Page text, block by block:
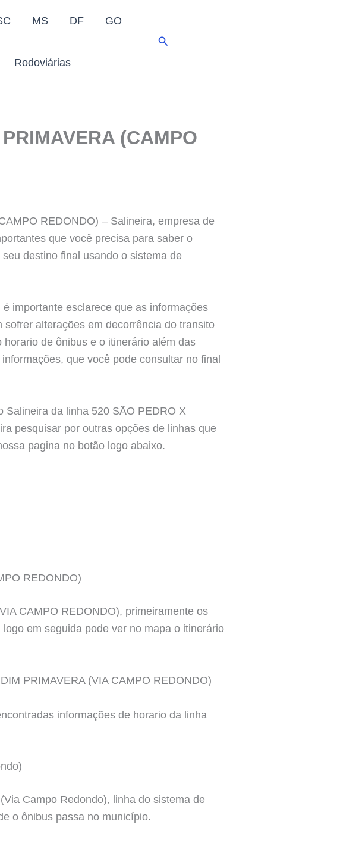
MS DF GO
Rodoviárias
Pesquisar
(CAMPO
REDONDO) – Salineira, empresa de
que você precisa para saber o
destino final usando o sistema de
importante esclarece que as informações
alterações em decorrência do transito
de ônibus e o itinerário além das
que você pode consultar no final
da linha 520 SÃO PEDRO X
pesquisar por outras opções de linhas que
pagina no botão logo abaixo.
REDONDO)
CAMPO REDONDO), primeiramente os
em seguida pode ver no mapa o itinerário
PRIMAVERA (VIA CAMPO REDONDO)
informações de horario da linha
Campo Redondo), linha do sistema de
o ônibus passa no município.